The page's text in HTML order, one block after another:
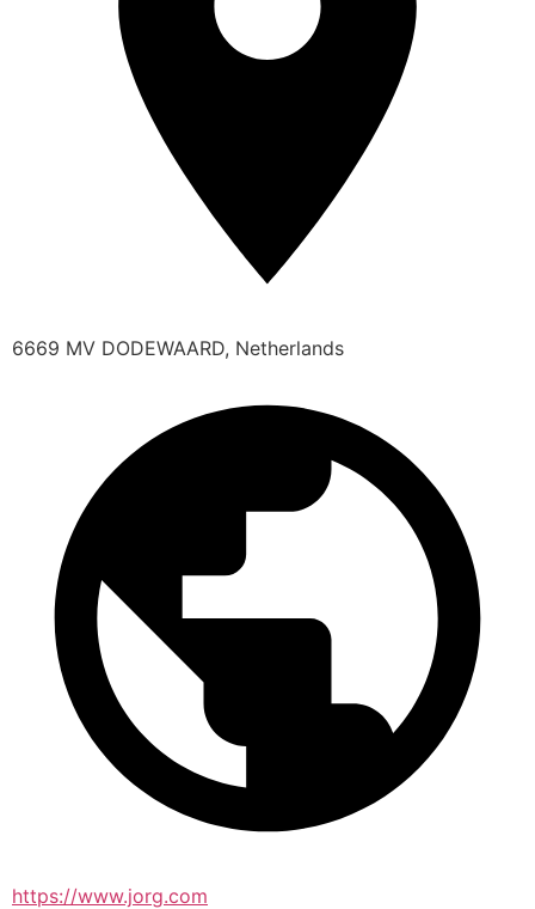
6669 MV DODEWAARD, Netherlands
https://www.jorg.com